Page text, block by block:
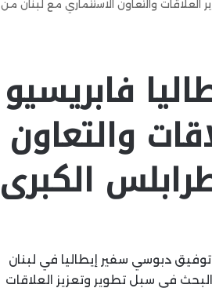
والتعاون الاستثماري مع لبنان من
فابريسيو
والتعاون
الكبرى
دبوسي سفير إيطاليا في لبنان
في سبل تطوير وتعزيز العلاقات